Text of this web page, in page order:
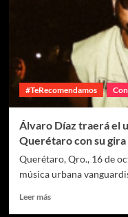
#TeRecomendamos
Álvaro Díaz traerá el
Querétaro con su gira
Querétaro, Qro., 16 de
música urbana
Leer más